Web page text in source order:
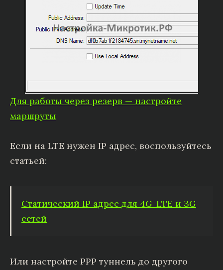
Для работы через резерв — настройте
маршруты
Если на LTE нужен IP адрес, воспользуйтесь
статьей:
Статический IP адрес для 4G-LTE и 3G
сетей
Или настройте PPP туннель до другого